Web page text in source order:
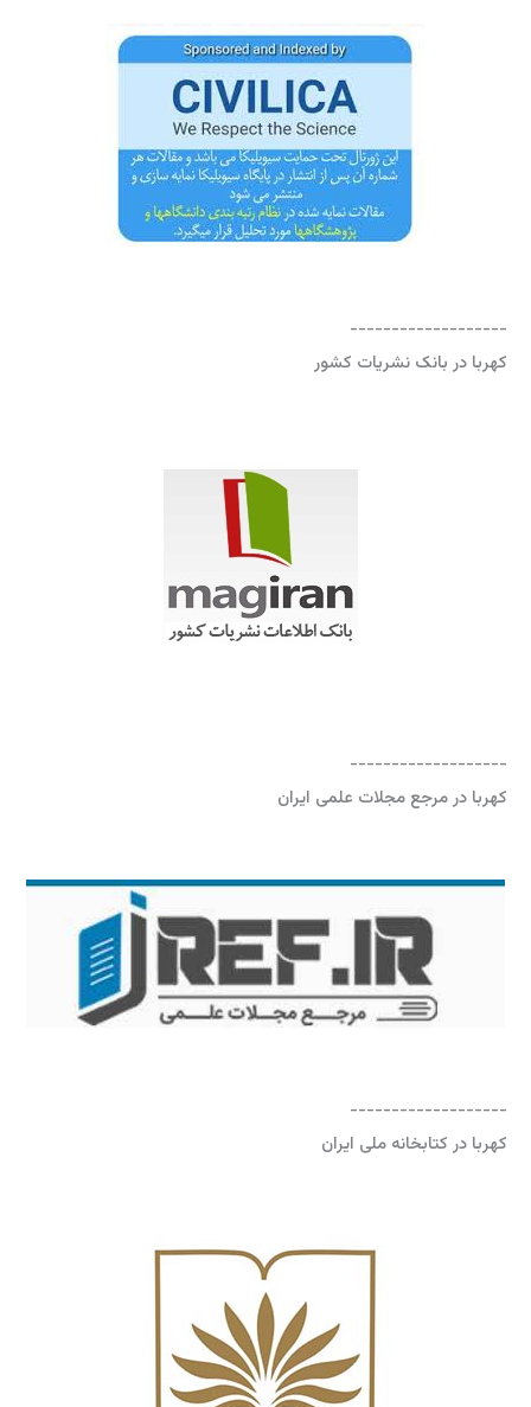
-------------------
کهربا در بانک نشریات کشور
-------------------
کهربا در مرجع مجلات علمی ایران
-------------------
کهربا در کتابخانه ملی ایران